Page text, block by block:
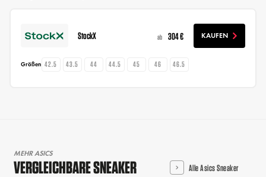
StockX ab 304 € KAUFEN
Größen 42.5 43.5 44 44.5 45 46 46.5
MEHR ASICS
VERGLEICHBARE SNEAKER Alle Asics Sneaker